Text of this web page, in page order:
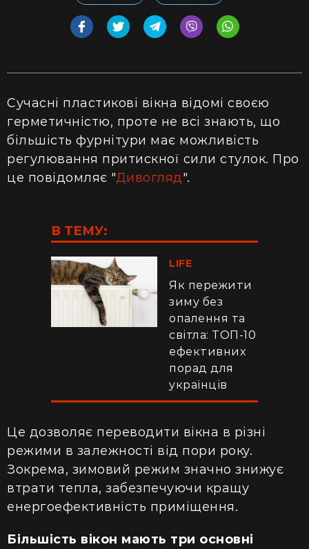
Сучасні пластикові вікна відомі своєю
герметичністю, проте не всі знають, що
більшість фурнітури має можливість
регулювання притискної сили стулок. Про
це повідомляє "Дивогляд".
В ТЕМУ:
LIFE
Як пережити
зиму без
опалення та
світла: ТОП-10
ефективних
порад для
українців
Це дозволяє переводити вікна в різні
режими в залежності від пори року.
Зокрема, зимовий режим значно знижує
втрати тепла, забезпечуючи кращу
енергоефективність приміщення.
Більшість вікон мають три основні